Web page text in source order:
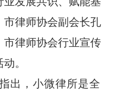
市律师协会副会长孔
律师协会行业宣传
。
出，小微律所是全